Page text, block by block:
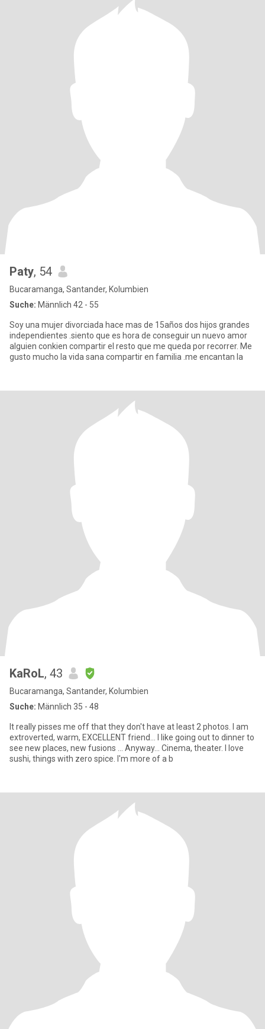
Paty, 54
Bucaramanga, Santander, Kolumbien
Suche: Männlich 42 - 55
Soy una mujer divorciada hace mas de 15años dos hijos grandes
independientes .siento que es hora de conseguir un nuevo amor
alguien conkien compartir el resto que me queda por recorrer. Me
gusto mucho la vida sana compartir en familia .me encantan la
KaRoL, 43
Bucaramanga, Santander, Kolumbien
Suche: Männlich 35 - 48
It really pisses me off that they don't have at least 2 photos. I am
extroverted, warm, EXCELLENT friend... I like going out to dinner to
see new places, new fusions ... Anyway... Cinema, theater. I love
sushi, things with zero spice. I'm more of a b